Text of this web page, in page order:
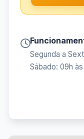
Segunda a
Sábado: 09h às